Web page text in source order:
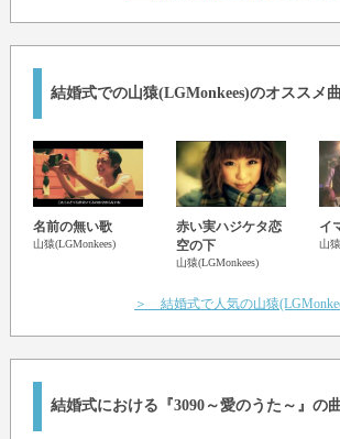
結婚式での山猿(LGMonkees)のオススメ曲
名前の無い歌
山猿(LGMonkees)
赤い実ハジケタ恋
空の下
山猿(LGMonkees)
イ
山
＞ 結婚式で人気の山猿
結婚式における『3090～愛のうた～』の